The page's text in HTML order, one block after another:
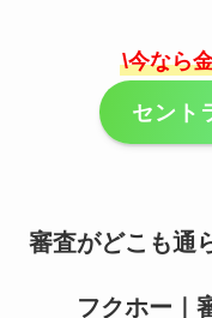
\今なら
セント
審査がどこも通
フクホー｜